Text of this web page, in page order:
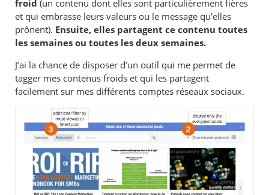
froid (un contenu dont elles sont particulièrement fières
et qui embrasse leurs valeurs ou le message qu’elles
prônent). Ensuite, elles partagent ce contenu toutes
les semaines ou toutes les deux semaines.
J’ai la chance de disposer d’un outil qui me permet de
tagger mes contenus froids et qui les partagent
facilement sur mes différents comptes réseaux sociaux.